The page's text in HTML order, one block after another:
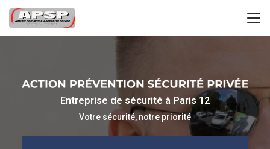
contenu
Entreprise de sécurité à Paris 12
Votre sécurité, notre priorité